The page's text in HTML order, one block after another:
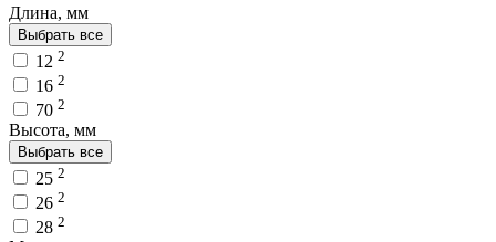
Длина, мм
Выбрать все
12 2
16 2
70 2
Высота, мм
Выбрать все
25 2
26 2
28 2